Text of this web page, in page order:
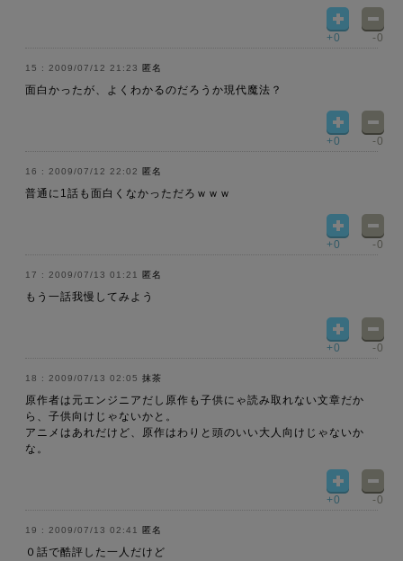
+0 -0
2009/07/12 21:23 匿名
面白かったが、よくわかるのだろうか現代魔法？
+0 -0
2009/07/12 22:02 匿名
普通に1話も面白くなかっただろｗｗｗ
+0 -0
2009/07/13 01:21 匿名
もう一話我慢してみよう
+0 -0
2009/07/13 02:05 抹茶
原作者は元エンジニアだし原作も子供にゃ読み取れない文章だか
ら、子供向けじゃないかと。
アニメはあれだけど、原作はわりと頭のいい大人向けじゃないか
な。
+0 -0
2009/07/13 02:41 匿名
０話で酷評した一人だけど